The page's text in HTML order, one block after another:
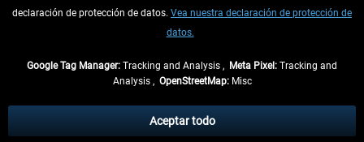
INFORMACIÓN
tasas de recepción si no se describe lo contrario
** De aplicación a envíos dentro de Alemania. Los plazos de envío para los
declaración de protección de datos. Vea nuestra declaración de protección de
datos.
Google Tag Manager: Tracking and Analysis , Meta Pixel: Tracking and
Analysis , OpenStreetMap:Misc
Aceptar todo